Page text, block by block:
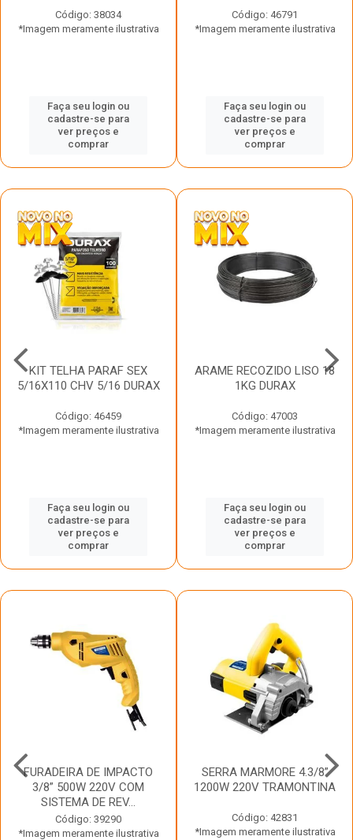
Código: 38034
*Imagem meramente ilustrativa
Faça seu login ou
cadastre-se para
ver preços e
comprar
Código: 46791
*Imagem meramente ilustrativa
Faça seu login ou
cadastre-se para
ver preços e
comprar
KIT TELHA PARAF SEX
5/16X110 CHV 5/16 DURAX
Código: 46459
*Imagem meramente ilustrativa
Faça seu login ou
cadastre-se para
ver preços e
comprar
ARAME RECOZIDO LISO 18
1KG DURAX
Código: 47003
*Imagem meramente ilustrativa
Faça seu login ou
cadastre-se para
ver preços e
comprar
FURADEIRA DE IMPACTO
3/8” 500W 220V COM
SISTEMA DE REV...
Código: 39290
*Imagem meramente ilustrativa
SERRA MARMORE 4.3/8”
1200W 220V TRAMONTINA
Código: 42831
*Imagem meramente ilustrativa